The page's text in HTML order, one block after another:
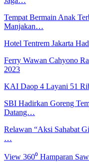
Tempat Bermain Anak
Manjakan…
Hotel Tentrem Jakarta
Ferry Wawan Cahyono
2023
KAI Daop 4 Layani 51
SBI Hadirkan Goreng
Datang…
Relawan “Aksi Sahabat
…
View 360⁰ Hamparan